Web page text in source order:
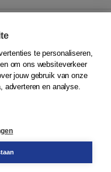
te personaliseren,
om ons websiteverkeer
jouw gebruik van onze
adverteren en analyse.